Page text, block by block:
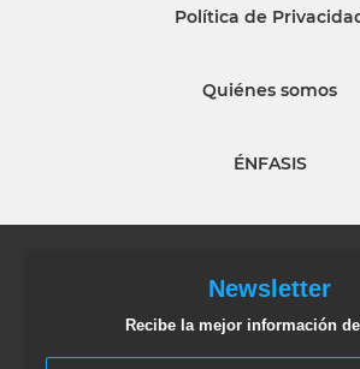
Política de
Quiénes somos
ÉNFASIS
Newsletter
Recibe la mejor información